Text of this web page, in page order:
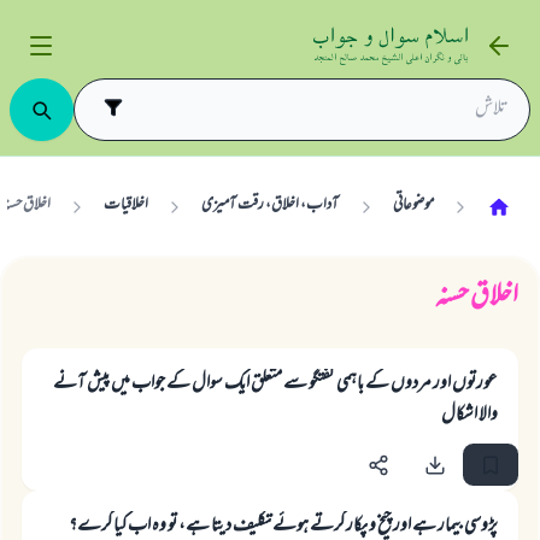
موضوعاتی آداب، اخلاق، رقت آمیزی اخلاقیات اخلاق حسنہ
اخلاق حسنہ
عورتوں اور مردوں کے باہمی گفتگو سے متعلق ایک سوال کے جواب میں پیش آنے
والا اشکال
پڑوسی بیمار ہے اور چیخ و پکار کرتے ہوئے تکلیف دیتا ہے، تو وہ اب کیا کرے؟